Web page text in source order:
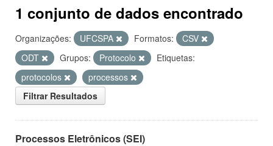
1 conjunto de dados encontrado
Organizações: UFCSPA Formatos:
CSV
ODT
Grupos: Protocolo
Etiquetas:
protocolos
processos
Filtrar Resultados
Processos Eletrônicos (SEI)